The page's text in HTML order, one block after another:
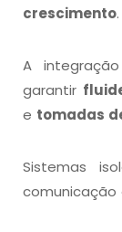
crescimento.
A
garantir
e tomadas
Sistemas
comunicação